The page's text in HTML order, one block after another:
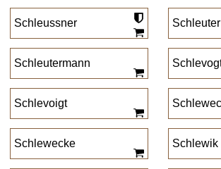
Schleussner Schleuter
Schleutermann
Schlevoigt
Schlewecke Schlewik